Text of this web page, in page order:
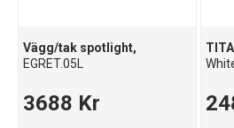
Vägg/tak spotlight,
EGRET.05L
3688 Kr